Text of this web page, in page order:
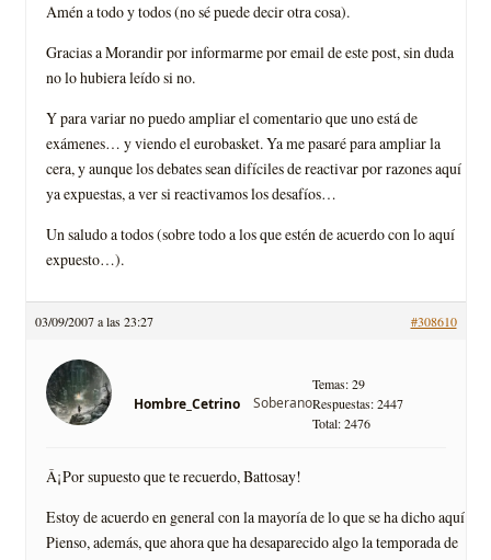
Amén a todo y todos (no sé puede decir otra cosa).
Gracias a Morandir por informarme por email de este post, sin duda
no lo hubiera leído si no.
Y para variar no puedo ampliar el comentario que uno está de
exámenes… y viendo el eurobasket. Ya me pasaré para ampliar la
cera, y aunque los debates sean difíciles de reactivar por razones aquí
ya expuestas, a ver si reactivamos los desafíos…
Un saludo a todos (sobre todo a los que estén de acuerdo con lo aquí
expuesto…).
03/09/2007 a las 23:27 #308610
Hombre_Cetrino Soberano
Temas: 29
Respuestas: 2447
Total: 2476
Â¡Por supuesto que te recuerdo, Battosay!
Estoy de acuerdo en general con la mayoría de lo que se ha dicho aquí.
Pienso, además, que ahora que ha desaparecido algo la temporada de